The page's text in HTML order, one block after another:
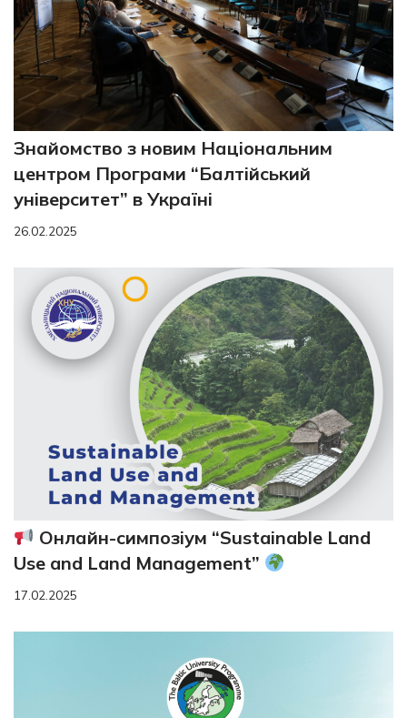
Знайомство з новим Національним
центром Програми “Балтійський
університет” в Україні
26.02.2025
Онлайн-симпозіум “Sustainable Land
Use and Land Management”
17.02.2025